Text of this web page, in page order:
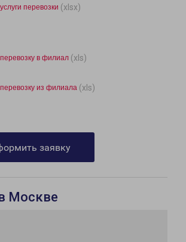
перевозки (xlsx)
в филиал (xls)
из филиала (xls)
заявку
Москве